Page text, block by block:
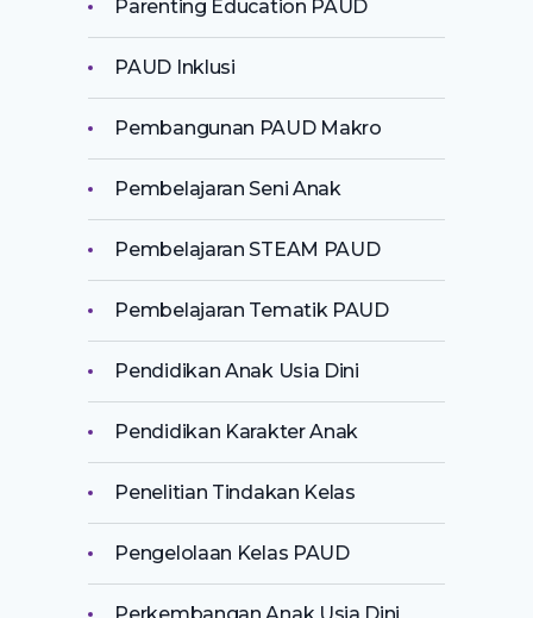
Parenting Education PAUD
PAUD Inklusi
Pembangunan PAUD Makro
Pembelajaran Seni Anak
Pembelajaran STEAM PAUD
Pembelajaran Tematik PAUD
Pendidikan Anak Usia Dini
Pendidikan Karakter Anak
Penelitian Tindakan Kelas
Pengelolaan Kelas PAUD
Perkembangan Anak Usia Dini